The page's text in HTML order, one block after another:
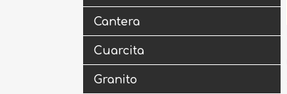
Cantera
Cuarcita
Granito